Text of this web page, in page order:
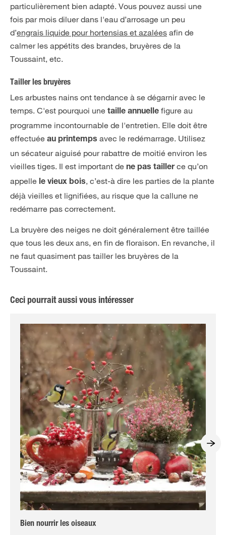
particulièrement bien adapté. Vous pouvez aussi une
fois par mois diluer dans l'eau d’arrosage un peu
d’engrais liquide pour hortensias et azalées afin de
calmer les appétits des brandes, bruyères de la
Toussaint, etc.
Tailler les bruyères
Les arbustes nains ont tendance à se dégarnir avec le
temps. C'est pourquoi une taille annuelle figure au
programme incontournable de l'entretien. Elle doit être
effectuée au printemps avec le redémarrage. Utilisez
un sécateur aiguisé pour rabattre de moitié environ les
vieilles tiges. Il est important de ne pas taillerce qu’on
appelle le vieux bois, c’est-à dire les parties de la plante
déjà vieilles et lignifiées, au risque que la callune ne
redémarre pas correctement.
La bruyère des neiges ne doit généralement être taillée
que tous les deux ans, en fin de floraison. En revanche, il
ne faut quasiment pas tailler les bruyères de la
Toussaint.
Ceci pourrait aussi vous intéresser
Bien nourrir les oiseaux